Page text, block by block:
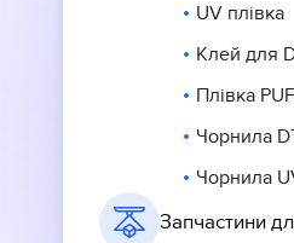
UV плівка
Клей для
Плівка
Чорнила
Чорнила
Запчастини